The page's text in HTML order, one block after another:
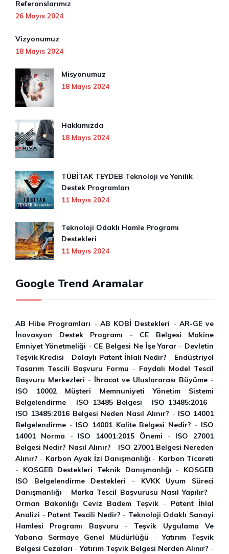
Referanslarımız
26 Mayıs 2024
Vizyonumuz
18 Mayıs 2024
Misyonumuz
18 Mayıs 2024
Hakkımızda
18 Mayıs 2024
TÜBİTAK TEYDEB Teknoloji ve Yenilik
Destek Programları
11 Mayıs 2024
Teknoloji Odaklı Hamle Programı
Destekleri
11 Mayıs 2024
Google Trend Aramalar
AB Hibe Programları - AB KOBİ Destekleri - AR-GE ve
İnovasyon Destek Programı - CE Belgesi Makine
Emniyet Yönetmeliği - CE Belgesi Ne İşe Yarar - Devletin
Teşvik Kredisi - Dolaylı Patent İhlali Nedir? - Endüstriyel
Tasarım Tescili Başvuru Formu - Faydalı Model Tescil
Başvuru Merkezleri - İhracat ve Uluslararası Büyüme -
ISO 10002 Müşteri Memnuniyeti Yönetim Sistemi
Belgelendirme - ISO 13485 Belgesi - ISO 13485:2016 -
ISO 13485:2016 Belgesi Neden Nasıl Alınır? - ISO 14001
Belgelendirme - ISO 14001 Kalite Belgesi Nedir? - ISO
14001 Norma - ISO 14001:2015 Önemi - ISO 27001
Belgesi Nedir? Nasıl Alınır? - ISO 27001 Belgesi Nereden
Alınır? - Karbon Ayak İ̇zi Danışmanlığı - Karbon Ticareti
- KOSGEB Destekleri Teknik Danışmanlığı - KOSGEB
ISO Belgelendirme Destekleri - KVKK Uyum Süreci
Danışmanlığı - Marka Tescil Başvurusu Nasıl Yapılır? -
Orman Bakanlığı Ceviz Badem Teşvik - Patent İhlal
Analizi - Patent Tescili Nedir? - Teknoloji Odaklı Sanayi
Hamlesi Programı Başvuru - Teşvik Uygulama Ve
Yabancı Sermaye Genel Müdürlüğü -Yatırım Teşvik
Belgesi Cezaları -Yatırım Teşvik Belgesi Nerden Alınır? -